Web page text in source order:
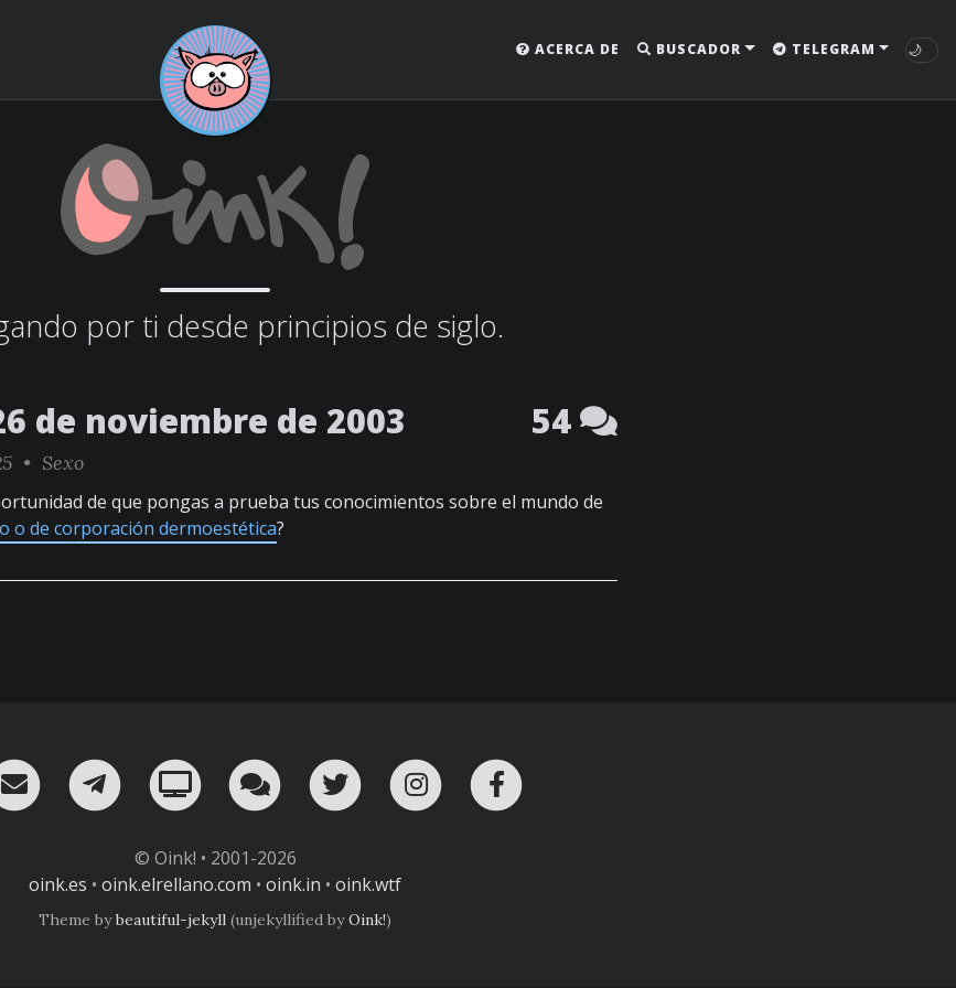
ACERCA DE BUSCADOR TELEGRAM 🌙
por ti desde principios de siglo.
de noviembre de 2003 54
• Sexo
de que pongas a prueba tus conocimientos sobre el mundo de
o de corporación dermoestética?
¡Mándame un email!
¡Nuestro canal en Telegram!
Oink! TV Charla con nosotros en Telegram
Twitter Instagram
© Oink! • 2001-2026
oink.es • oink.elrellano.com • oink.in • oink.wtf
Theme bybeautiful-jekyll (unjekyllified byOink!)